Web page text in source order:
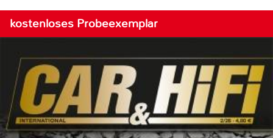
kostenloses Probeexemplar